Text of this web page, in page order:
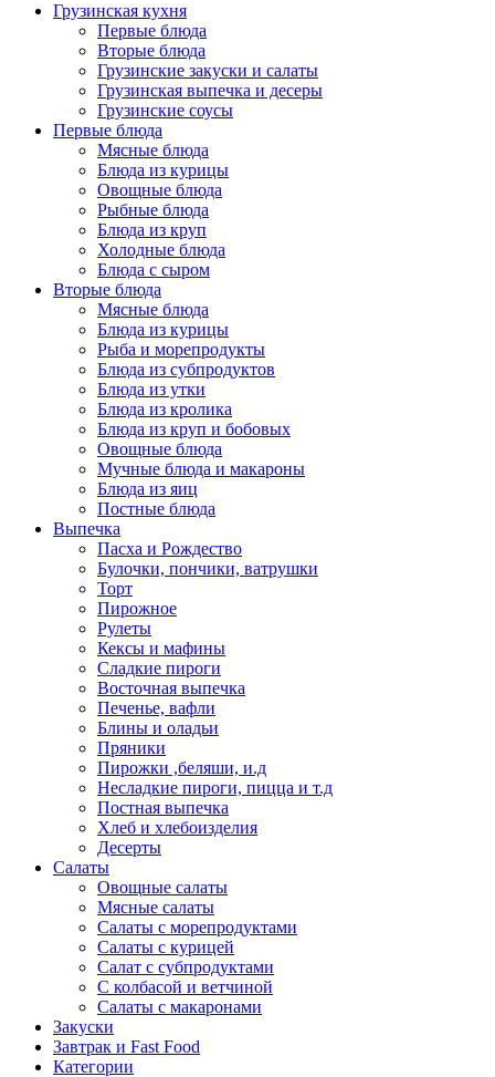
Грузинская кухня
Первые блюда
Вторые блюда
Грузинские закуски и салаты
Грузинская выпечка и десеры
Грузинские соусы
Первые блюда
Мясные блюда
Блюда из курицы
Овощные блюда
Рыбные блюда
Блюда из круп
Холодные блюда
Блюда с сыром
Вторые блюда
Мясные блюда
Блюда из курицы
Рыба и морепродукты
Блюда из субпродуктов
Блюда из утки
Блюда из кролика
Блюда из круп и бобовых
Овощные блюда
Мучные блюда и макароны
Блюда из яиц
Постные блюда
Выпечка
Пасха и Рождество
Булочки, пончики, ватрушки
Торт
Пирожное
Рулеты
Кексы и мафины
Сладкие пироги
Восточная выпечка
Печенье, вафли
Блины и оладьи
Пряники
Пирожки ,беляши, и.д
Несладкие пироги, пицца и т.д
Постная выпечка
Хлеб и хлебоизделия
Десерты
Салаты
Овощные салаты
Мясные салаты
Салаты с морепродуктами
Салаты с курицей
Салат с субпродуктами
С колбасой и ветчиной
Салаты с макаронами
Закуски
Завтрак и Fast Food
Категории